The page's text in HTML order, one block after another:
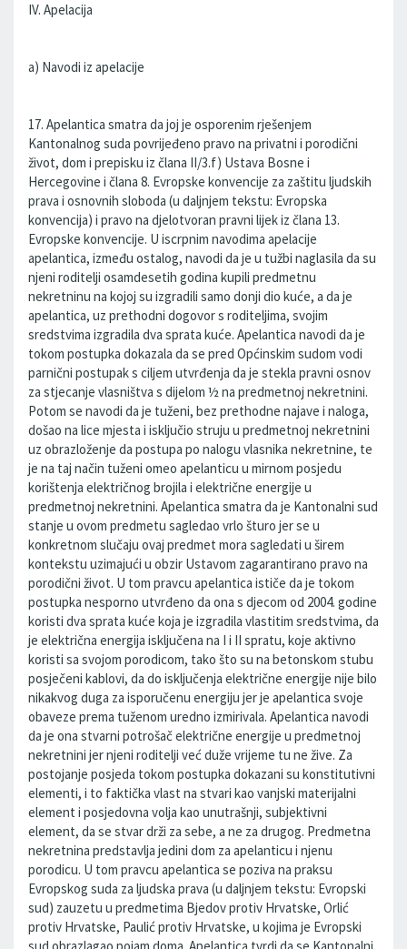
IV. Apelacija
a) Navodi iz apelacije
17. Apelantica smatra da joj je osporenim rješenjem
Kantonalnog suda povrijeđeno pravo na privatni i porodični
život, dom i prepisku iz člana II/3.f) Ustava Bosne i
Hercegovine i člana 8. Evropske konvencije za zaštitu ljudskih
prava i osnovnih sloboda (u daljnjem tekstu: Evropska
konvencija) i pravo na djelotvoran pravni lijek iz člana 13.
Evropske konvencije. U iscrpnim navodima apelacije
apelantica, između ostalog, navodi da je u tužbi naglasila da su
njeni roditelji osamdesetih godina kupili predmetnu
nekretninu na kojoj su izgradili samo donji dio kuće, a da je
apelantica, uz prethodni dogovor s roditeljima, svojim
sredstvima izgradila dva sprata kuće. Apelantica navodi da je
tokom postupka dokazala da se pred Općinskim sudom vodi
parnični postupak s ciljem utvrđenja da je stekla pravni osnov
za stjecanje vlasništva s dijelom ½ na predmetnoj nekretnini.
Potom se navodi da je tuženi, bez prethodne najave i naloga,
došao na lice mjesta i isključio struju u predmetnoj nekretnini
uz obrazloženje da postupa po nalogu vlasnika nekretnine, te
je na taj način tuženi omeo apelanticu u mirnom posjedu
korištenja električnog brojila i električne energije u
predmetnoj nekretnini. Apelantica smatra da je Kantonalni sud
stanje u ovom predmetu sagledao vrlo šturo jer se u
konkretnom slučaju ovaj predmet mora sagledati u širem
kontekstu uzimajući u obzir Ustavom zagarantirano pravo na
porodični život. U tom pravcu apelantica ističe da je tokom
postupka nesporno utvrđeno da ona s djecom od 2004. godine
koristi dva sprata kuće koja je izgradila vlastitim sredstvima, da
je električna energija isključena na I i II spratu, koje aktivno
koristi sa svojom porodicom, tako što su na betonskom stubu
posječeni kablovi, da do isključenja električne energije nije bilo
nikakvog duga za isporučenu energiju jer je apelantica svoje
obaveze prema tuženom uredno izmirivala. Apelantica navodi
da je ona stvarni potrošač električne energije u predmetnoj
nekretnini jer njeni roditelji već duže vrijeme tu ne žive. Za
postojanje posjeda tokom postupka dokazani su konstitutivni
elementi, i to faktička vlast na stvari kao vanjski materijalni
element i posjedovna volja kao unutrašnji, subjektivni
element, da se stvar drži za sebe, a ne za drugog. Predmetna
nekretnina predstavlja jedini dom za apelanticu i njenu
porodicu. U tom pravcu apelantica se poziva na praksu
Evropskog suda za ljudska prava (u daljnjem tekstu: Evropski
sud) zauzetu u predmetima Bjedov protiv Hrvatske, Orlić
protiv Hrvatske, Paulić protiv Hrvatske, u kojima je Evropski